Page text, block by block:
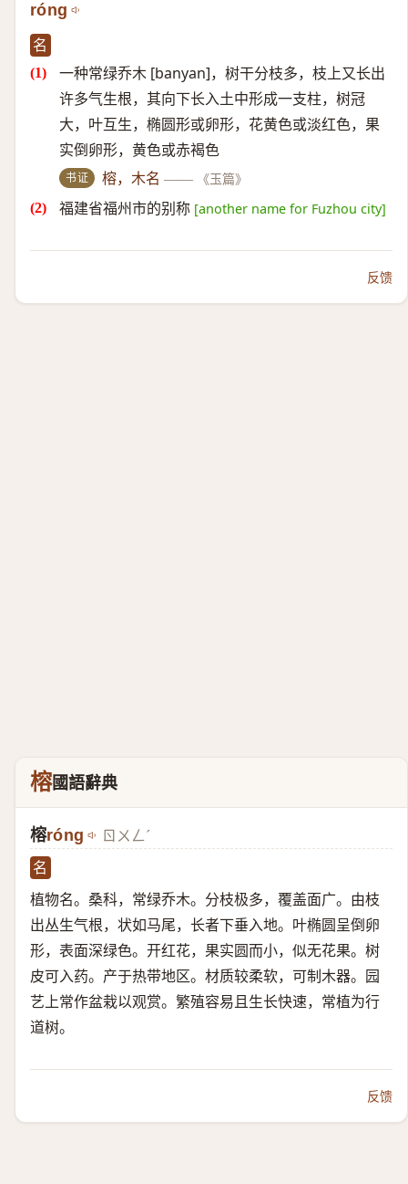
róng
名
一种常绿乔木 [banyan]，树干分枝多，枝上又长出
许多气生根，其向下长入土中形成一支柱，树冠
大，叶互生，椭圆形或卵形，花黄色或淡红色，果
实倒卵形，黄色或赤褐色
书证 榕，木名 —— 《玉篇》
福建省福州市的别称 [another name for Fuzhou city]
反馈
榕國語辭典
榕róng ㄖㄨㄥˊ
名
植物名。桑科，常绿乔木。分枝极多，覆盖面广。由枝
出丛生气根，状如马尾，长者下垂入地。叶椭圆呈倒卵
形，表面深绿色。开红花，果实圆而小，似无花果。树
皮可入药。产于热带地区。材质较柔软，可制木器。园
艺上常作盆栽以观赏。繁殖容易且生长快速，常植为行
道树。
反馈